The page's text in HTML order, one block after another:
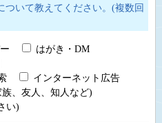
ついて教えてください。(複数回
はがき・DM
インターネット広告
、友人、知人など)
い)